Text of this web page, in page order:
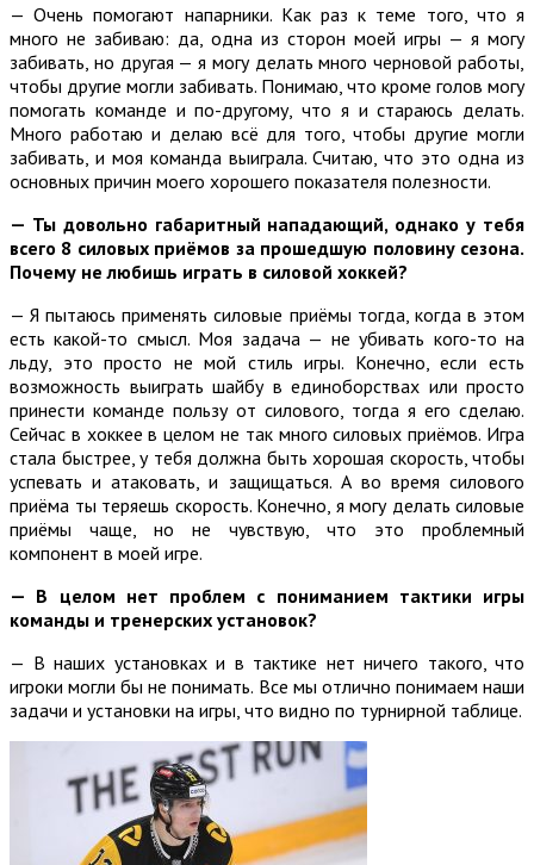
— Очень помогают напарники. Как раз к теме того, что я
много не забиваю: да, одна из сторон моей игры — я могу
забивать, но другая — я могу делать много черновой работы,
чтобы другие могли забивать. Понимаю, что кроме голов могу
помогать команде и по-другому, что я и стараюсь делать.
Много работаю и делаю всё для того, чтобы другие могли
забивать, и моя команда выиграла. Считаю, что это одна из
основных причин моего хорошего показателя полезности.
— Ты довольно габаритный нападающий, однако у тебя
всего 8 силовых приёмов за прошедшую половину сезона.
Почему не любишь играть в силовой хоккей?
— Я пытаюсь применять силовые приёмы тогда, когда в этом
есть какой-то смысл. Моя задача — не убивать кого-то на
льду, это просто не мой стиль игры. Конечно, если есть
возможность выиграть шайбу в единоборствах или просто
принести команде пользу от силового, тогда я его сделаю.
Сейчас в хоккее в целом не так много силовых приёмов. Игра
стала быстрее, у тебя должна быть хорошая скорость, чтобы
успевать и атаковать, и защищаться. А во время силового
приёма ты теряешь скорость. Конечно, я могу делать силовые
приёмы чаще, но не чувствую, что это проблемный
компонент в моей игре.
— В целом нет проблем с пониманием тактики игры
команды и тренерских установок?
— В наших установках и в тактике нет ничего такого, что
игроки могли бы не понимать. Все мы отлично понимаем наши
задачи и установки на игры, что видно по турнирной таблице.